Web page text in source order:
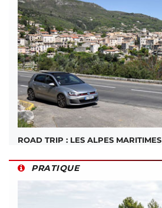
ROAD TRIP : LES ALPES MARITIMES
PRATIQUE